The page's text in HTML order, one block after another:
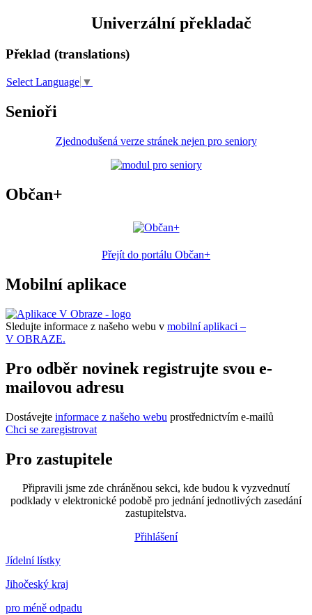
Univerzální překladač
Překlad (translations)
Select Language ▼
Senioři
Zjednodušená verze stránek nejen pro seniory
Občan+
Přejít do portálu Občan+
Mobilní aplikace
Sledujte informace z našeho webu v mobilní aplikaci –
V OBRAZE.
Pro odběr novinek registrujte svou e-
mailovou adresu
Dostávejte informace z našeho webu prostřednictvím e-mailů
Chci se zaregistrovat
Pro zastupitele
Připravili jsme zde chráněnou sekci, kde budou k vyzvednutí
podklady v elektronické podobě pro jednání jednotlivých zasedání
zastupitelstva.
Přihlášení
Jídelní lístky
Jihočeský kraj
pro méně odpadu